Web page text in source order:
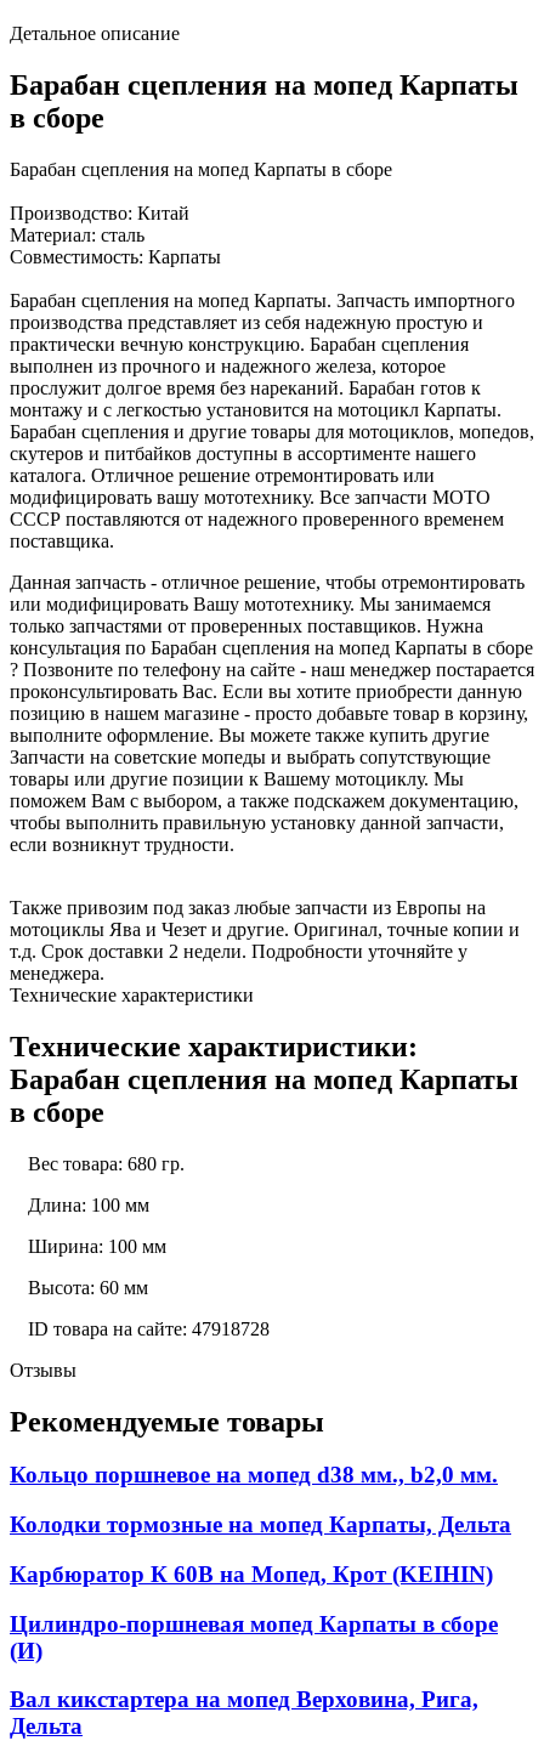
Детальное описание
Барабан сцепления на мопед Карпаты
в сборе
Барабан сцепления на мопед Карпаты в сборе
Производство: Китай
Материал: сталь
Совместимость: Карпаты
Барабан сцепления на мопед Карпаты. Запчасть импортного
производства представляет из себя надежную простую и
практически вечную конструкцию. Барабан сцепления
выполнен из прочного и надежного железа, которое
прослужит долгое время без нареканий. Барабан готов к
монтажу и с легкостью установится на мотоцикл Карпаты.
Барабан сцепления и другие товары для мотоциклов, мопедов,
скутеров и питбайков доступны в ассортименте нашего
каталога. Отличное решение отремонтировать или
модифицировать вашу мототехнику. Все запчасти МОТО
СССР поставляются от надежного проверенного временем
поставщика.
Данная запчасть - отличное решение, чтобы отремонтировать
или модифицировать Вашу мототехнику. Мы занимаемся
только запчастями от проверенных поставщиков. Нужна
консультация по Барабан сцепления на мопед Карпаты в сборе
? Позвоните по телефону на сайте - наш менеджер постарается
проконсультировать Вас. Если вы хотите приобрести данную
позицию в нашем магазине - просто добавьте товар в корзину,
выполните оформление. Вы можете также купить другие
Запчасти на советские мопеды и выбрать сопутствующие
товары или другие позиции к Вашему мотоциклу. Мы
поможем Вам с выбором, а также подскажем документацию,
чтобы выполнить правильную установку данной запчасти,
если возникнут трудности.
Также привозим под заказ любые запчасти из Европы на
мотоциклы Ява и Чезет и другие. Оригинал, точные копии и
т.д. Срок доставки 2 недели. Подробности уточняйте у
менеджера.
Технические характеристики
Технические характиристики:
Барабан сцепления на мопед Карпаты
в сборе
Вес товара: 680 гр.
Длина: 100 мм
Ширина: 100 мм
Высота: 60 мм
ID товара на сайте: 47918728
Отзывы
Рекомендуемые товары
Кольцо поршневое на мопед d38 мм., b2,0 мм.
Колодки тормозные на мопед Карпаты, Дельта
Карбюратор К 60В на Мопед, Крот (KEIHIN)
Цилиндро-поршневая мопед Карпаты в сборе
(И)
Вал кикстартера на мопед Верховина, Рига,
Дельта